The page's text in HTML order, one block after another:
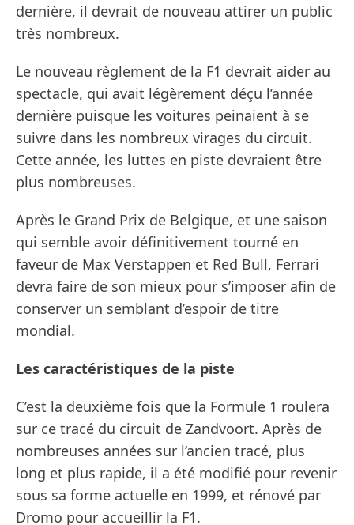
dernière, il devrait de nouveau attirer un public
très nombreux.
Le nouveau règlement de la F1 devrait aider au
spectacle, qui avait légèrement déçu l’année
dernière puisque les voitures peinaient à se
suivre dans les nombreux virages du circuit.
Cette année, les luttes en piste devraient être
plus nombreuses.
Après le Grand Prix de Belgique, et une saison
qui semble avoir définitivement tourné en
faveur de Max Verstappen et Red Bull, Ferrari
devra faire de son mieux pour s’imposer afin de
conserver un semblant d’espoir de titre
mondial.
Les caractéristiques de la piste
C’est la deuxième fois que la Formule 1 roulera
sur ce tracé du circuit de Zandvoort. Après de
nombreuses années sur l’ancien tracé, plus
long et plus rapide, il a été modifié pour revenir
sous sa forme actuelle en 1999, et rénové par
Dromo pour accueillir la F1.